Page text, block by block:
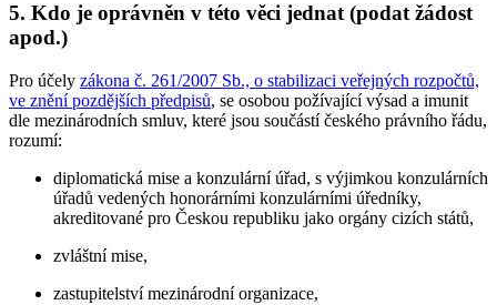
5. Kdo je oprávněn v této věci jednat (podat žádost
apod.)
Pro účely zákona č. 261/2007 Sb., o stabilizaci veřejných rozpočtů,
ve znění pozdějších předpisů, se osobou požívající výsad a imunit
dle mezinárodních smluv, které jsou součástí českého právního řádu,
rozumí:
diplomatická mise a konzulární úřad, s výjimkou konzulárních
úřadů vedených honorárními konzulárními úředníky,
akreditované pro Českou republiku jako orgány cizích států,
zvláštní mise,
zastupitelství mezinárodní organizace,